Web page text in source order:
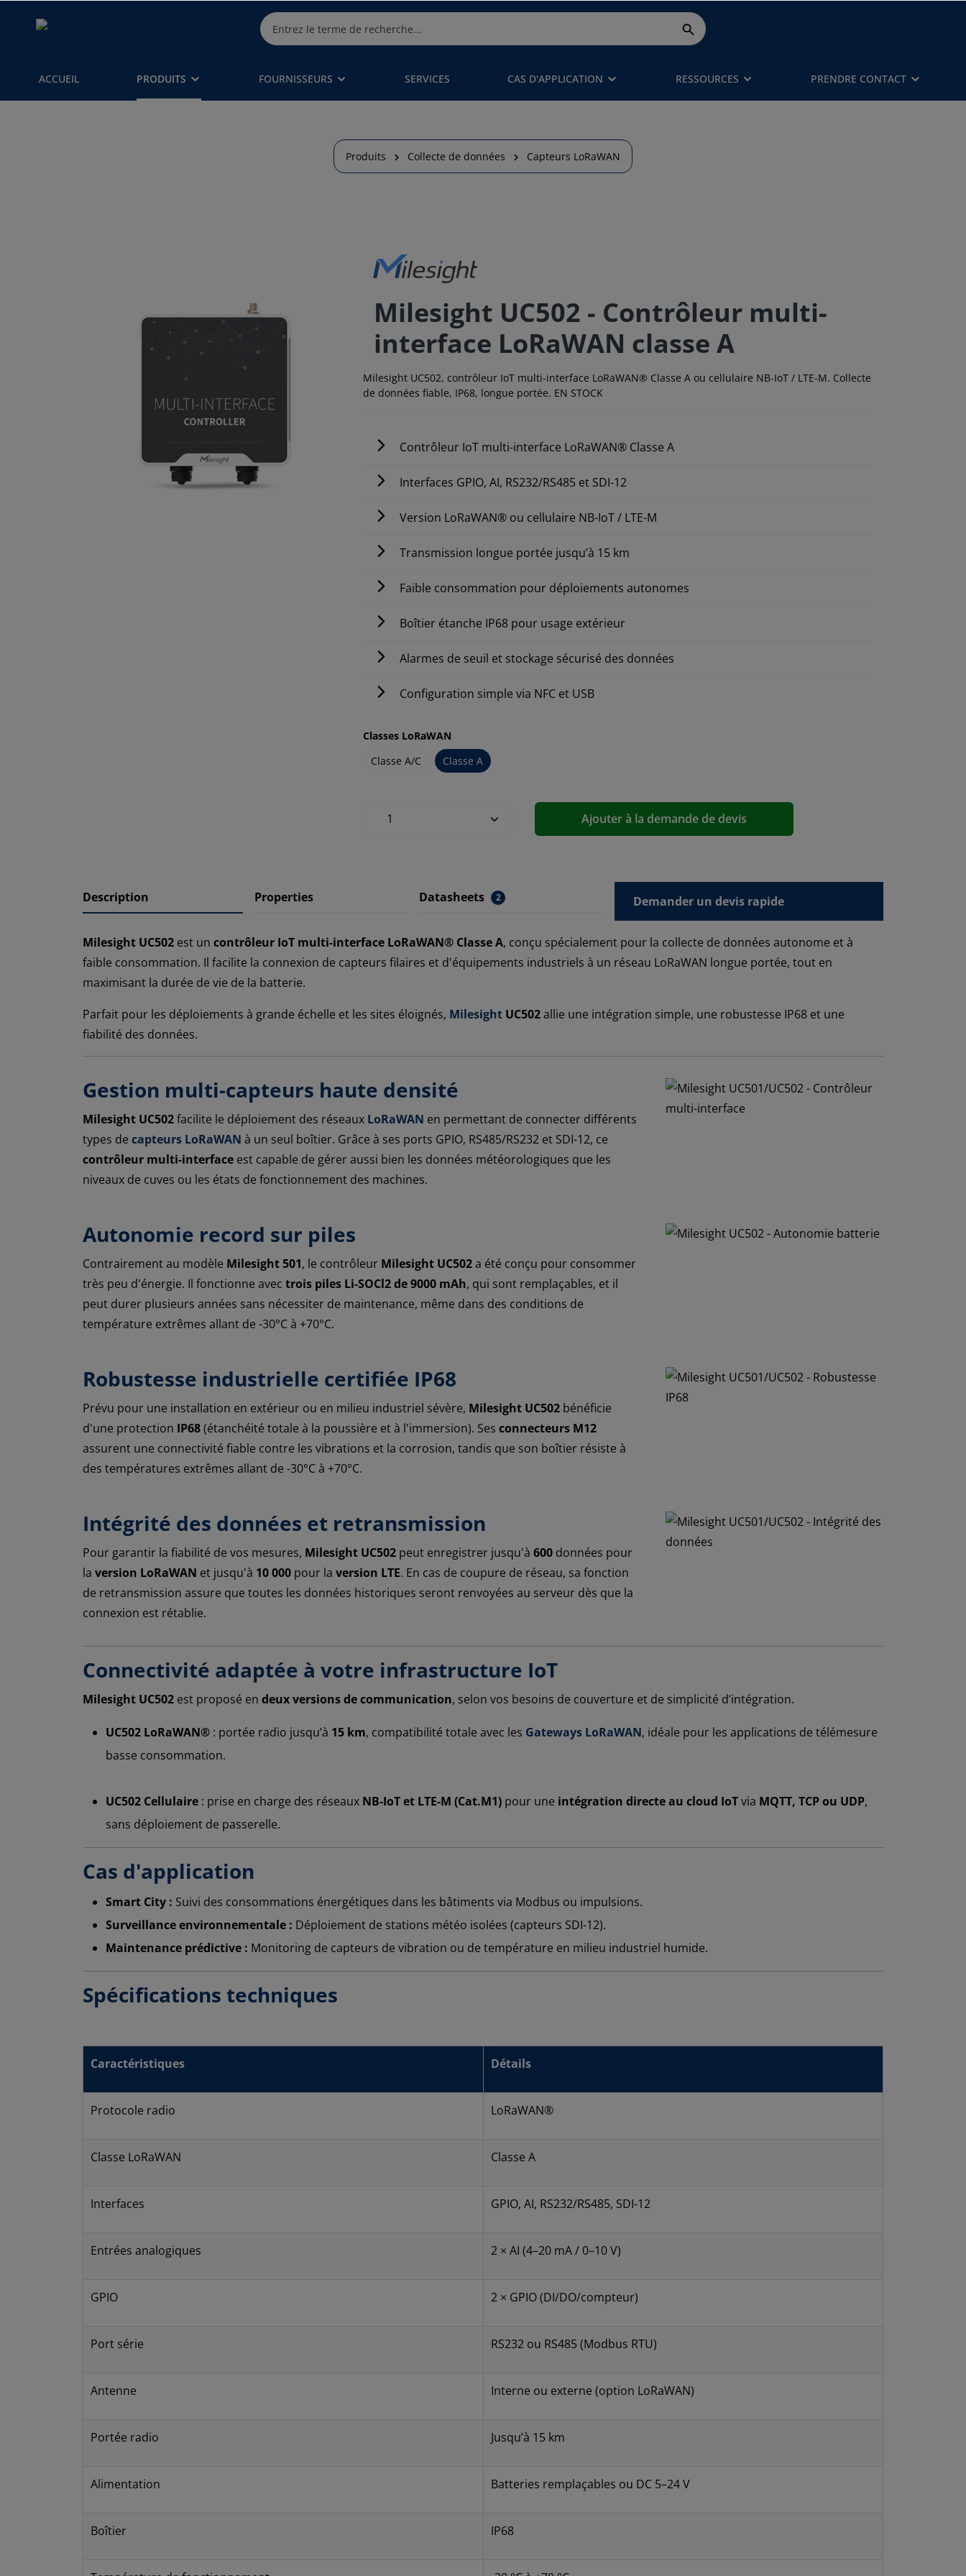
ACCUEIL PRODUITS FOURNISSEURS SERVICES CAS D'APPLICATION RESSOURCES PRENDRE CONTACT
Produits Collecte de données Capteurs LoRaWAN
Milesight UC502 - Contrôleur multi-
interface LoRaWAN classe A
Milesight UC502, contrôleur IoT multi-interface LoRaWAN® Classe A ou cellulaire NB-IoT / LTE-M. Collecte
de données fiable, IP68, longue portée. EN STOCK
Contrôleur IoT multi-interface LoRaWAN® Classe A
Interfaces GPIO, AI, RS232/RS485 et SDI-12
Version LoRaWAN® ou cellulaire NB-IoT / LTE-M
Transmission longue portée jusqu’à 15 km
Faible consommation pour déploiements autonomes
Boîtier étanche IP68 pour usage extérieur
Alarmes de seuil et stockage sécurisé des données
Configuration simple via NFC et USB
Classes LoRaWAN
Classe A/C
Classe A
Ajouter à la demande de devis
Description Properties Datasheets 2 Demander un devis rapide
Milesight UC502 est un contrôleur IoT multi-interface LoRaWAN® Classe A, conçu spécialement pour la collecte de données autonome et à
faible consommation. Il facilite la connexion de capteurs filaires et d'équipements industriels à un réseau LoRaWAN longue portée, tout en
maximisant la durée de vie de la batterie.
Parfait pour les déploiements à grande échelle et les sites éloignés, Milesight UC502allie une intégration simple, une robustesse IP68 et une
fiabilité des données.
Gestion multi-capteurs haute densité
Milesight UC502facilite le déploiement des réseaux LoRaWAN en permettant de connecter différents
types de capteurs LoRaWAN à un seul boîtier. Grâce à ses ports GPIO, RS485/RS232 et SDI-12, ce
contrôleur multi-interface est capable de gérer aussi bien les données météorologiques que les
niveaux de cuves ou les états de fonctionnement des machines.
Autonomie record sur piles
Contrairement au modèle Milesight 501, le contrôleur Milesight UC502a été conçu pour consommer
très peu d'énergie. Il fonctionne avec trois piles Li-SOCl2 de 9000 mAh, qui sont remplaçables, et il
peut durer plusieurs années sans nécessiter de maintenance, même dans des conditions de
température extrêmes allant de -30°C à +70°C.
Robustesse industrielle certifiée IP68
Prévu pour une installation en extérieur ou en milieu industriel sévère, Milesight UC502 bénéficie
d'une protection IP68(étanchéité totale à la poussière et à l'immersion). Ses connecteurs M12
assurent une connectivité fiable contre les vibrations et la corrosion, tandis que son boîtier résiste à
des températures extrêmes allant de -30°C à +70°C.
Intégrité des données et retransmission
Pour garantir la fiabilité de vos mesures, Milesight UC502 peut enregistrer jusqu'à 600 données pour
la version LoRaWAN et jusqu'à 10 000 pour la version LTE. En cas de coupure de réseau, sa fonction
de retransmission assure que toutes les données historiques seront renvoyées au serveur dès que la
connexion est rétablie.
Connectivité adaptée à votre infrastructure IoT
Milesight UC502 est proposé en deux versions de communication, selon vos besoins de couverture et de simplicité d’intégration.
UC502 LoRaWAN® : portée radio jusqu’à 15 km, compatibilité totale avec les Gateways LoRaWAN, idéale pour les applications de télémesure
basse consommation.
UC502 Cellulaire : prise en charge des réseaux NB-IoT et LTE-M (Cat.M1) pour une intégration directe au cloud IoTvia MQTT, TCP ou UDP,
sans déploiement de passerelle.
Cas d'application
Smart City : Suivi des consommations énergétiques dans les bâtiments via Modbus ou impulsions.
Surveillance environnementale : Déploiement de stations météo isolées (capteurs SDI-12).
Maintenance prédictive : Monitoring de capteurs de vibration ou de température en milieu industriel humide.
Spécifications techniques
Caractéristiques Détails
Protocole radio LoRaWAN®
Classe LoRaWAN Classe A
Interfaces GPIO, AI, RS232/RS485, SDI-12
Entrées analogiques 2 × AI (4–20 mA / 0–10 V)
GPIO 2 × GPIO (DI/DO/compteur)
Port série RS232 ou RS485 (Modbus RTU)
Antenne Interne ou externe (option LoRaWAN)
Portée radio Jusqu’à 15 km
Alimentation Batteries remplaçables ou DC 5–24 V
Boîtier IP68